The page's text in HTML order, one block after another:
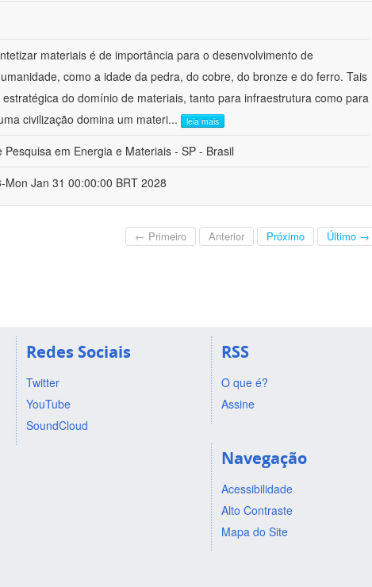
materiais é de importância para o desenvolvimento de
como a idade da pedra, do cobre, do bronze e do ferro. Tais
do domínio de materiais, tanto para infraestrutura como para
civilização domina um materi... leia mais
Pesquisa em Energia e Materiais - SP - Brasil
Jan 31 00:00:00 BRT 2028
← Primeiro Anterior Próximo Último →
Redes Sociais
Twitter
YouTube
SoundCloud
RSS
O que é?
Assine
Navegação
Acessibilidade
Alto Contraste
Mapa do Site